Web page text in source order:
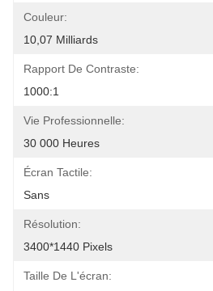
Couleur:
10,07 Milliards
Rapport De Contraste:
1000:1
Vie Professionnelle:
30 000 Heures
Écran Tactile:
Sans
Résolution:
3400*1440 Pixels
Taille De L'écran: